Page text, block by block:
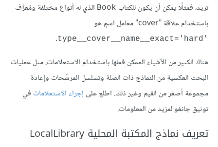
تريد، فمثلًا يمكن أن يكون للكتاب Book الذي له أنواع مختلفة ومُعرَّف
باستخدام علاقة "cover" معامل اسمٍ هو
type__cover__name__exact='hard'‎
.
هناك الكثير من الأشياء الممكن فعلها باستخدام الاستعلامات، مثل عمليات
البحث العكسية من النماذج ذات الصلة وتسلسل المرشّحات وإعادة
مجموعة أصغر من القيم وغير ذلك. اطلع على إجراء الاستعلامات في
توثيق جانغو لمزيد من المعلومات.
تعريف نماذج المكتبة المحلية LocalLibrary